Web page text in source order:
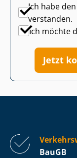
Ich habe den
verstanden.
Ich möchte
Jetzt
BauGB